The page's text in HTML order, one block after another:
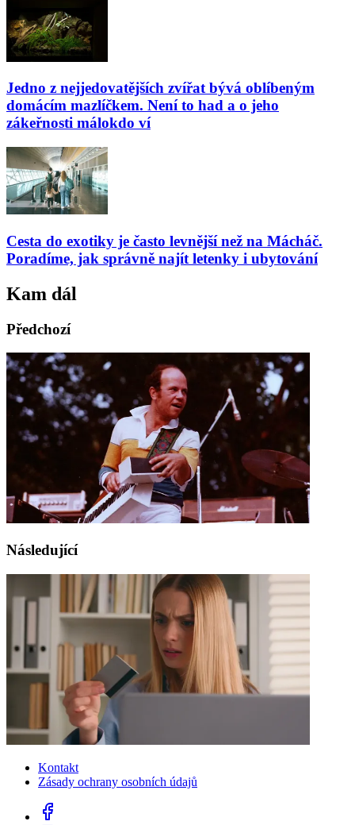
Jedno z nejjedovatějších zvířat bývá oblíbeným
domácím mazlíčkem. Není to had a o jeho
zákeřnosti málokdo ví
Cesta do exotiky je často levnější než na Mácháč.
Poradíme, jak správně najít letenky i ubytování
Kam dál
Předchozí
Následující
Kontakt
Zásady ochrany osobních údajů